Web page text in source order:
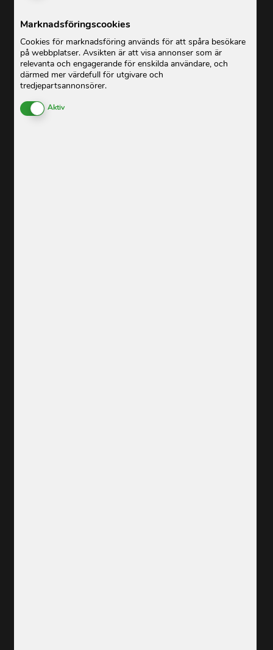
Marknadsföringscookies
Cookies för marknadsföring används för att spåra besökare
på webbplatser. Avsikten är att visa annonser som är
relevanta och engagerande för enskilda användare, och
därmed mer värdefull för utgivare och
tredjepartsannonsörer.
Enable or Disable Cookies
Aktiv